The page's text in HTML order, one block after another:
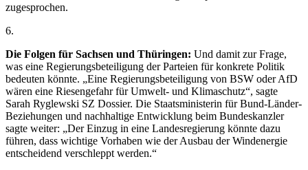
zugesprochen.
6.
Die Folgen für Sachsen und Thüringen: Und damit zur Frage,
was eine Regierungsbeteiligung der Parteien für konkrete Politik
bedeuten könnte. „Eine Regierungsbeteiligung von BSW oder AfD
wären eine Riesengefahr für Umwelt- und Klimaschutz“, sagte
Sarah Ryglewski SZ Dossier. Die Staatsministerin für Bund-Länder-
Beziehungen und nachhaltige Entwicklung beim Bundeskanzler
sagte weiter: „Der Einzug in eine Landesregierung könnte dazu
führen, dass wichtige Vorhaben wie der Ausbau der Windenergie
entscheidend verschleppt werden.“